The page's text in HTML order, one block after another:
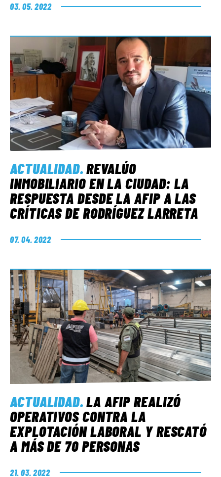
03. 05. 2022
ACTUALIDAD.REVALÚO
INMOBILIARIO EN LA CIUDAD: LA
RESPUESTA DESDE LA AFIP A LAS
CRÍTICAS DE RODRÍGUEZ LARRETA
07. 04. 2022
ACTUALIDAD.LA AFIP REALIZÓ
OPERATIVOS CONTRA LA
EXPLOTACIÓN LABORAL Y RESCATÓ
A MÁS DE 70 PERSONAS
21. 03. 2022